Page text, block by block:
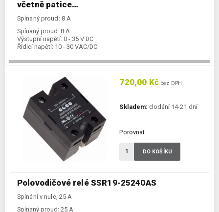
včetně patice…
Spínaný proud: 8 A
Spínaný proud: 8 A
Výstupní napětí: 0 - 35 V DC
Řídicí napětí: 10 - 30 VAC/DC
Polovodičové relé SSR19-25240AS
Spínání v nule, 25 A
Spínaný proud: 25 A
720,00 Kč bez DPH
Skladem: dodání 14-21 dní
Porovnat
DO KOŠÍKU